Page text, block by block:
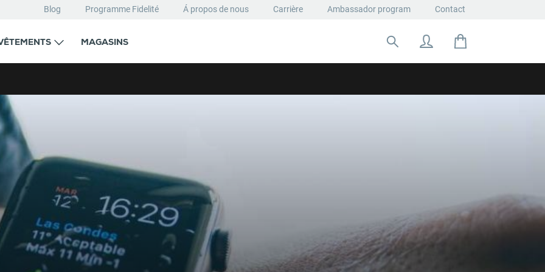
Blog Programme Fidelité Á propos de nous Carrière Ambassador program Contact
MAGASINS
Rechercher: